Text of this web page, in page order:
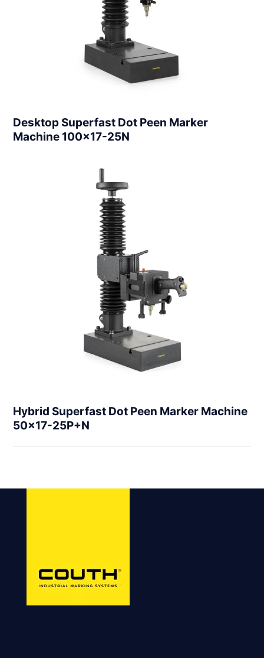
Desktop Superfast Dot Peen Marker
Machine 100×17-25N
Hybrid Superfast Dot Peen Marker Machine
50×17-25P+N